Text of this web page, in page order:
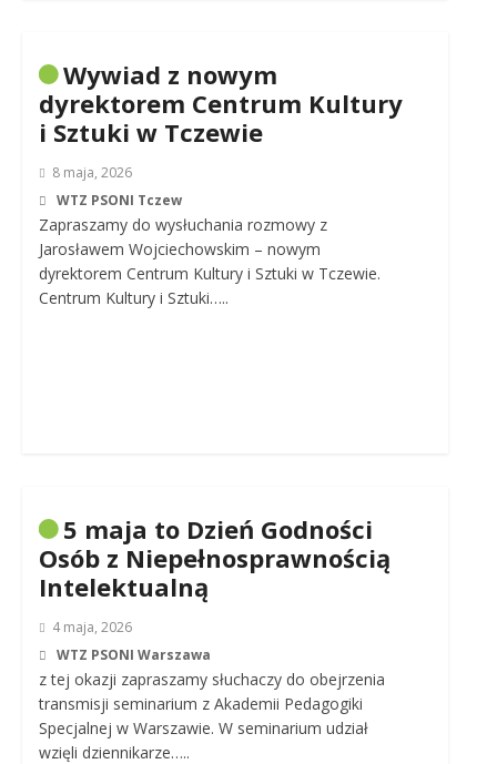
Wywiad z nowym
dyrektorem Centrum Kultury
i Sztuki w Tczewie
8 maja, 2026
WTZ PSONI Tczew
Zapraszamy do wysłuchania rozmowy z
Jarosławem Wojciechowskim – nowym
dyrektorem Centrum Kultury i Sztuki w Tczewie.
Centrum Kultury i Sztuki…..
5 maja to Dzień Godności
Osób z Niepełnosprawnością
Intelektualną
4 maja, 2026
WTZ PSONI Warszawa
z tej okazji zapraszamy słuchaczy do obejrzenia
transmisji seminarium z Akademii Pedagogiki
Specjalnej w Warszawie. W seminarium udział
wzięli dziennikarze…..